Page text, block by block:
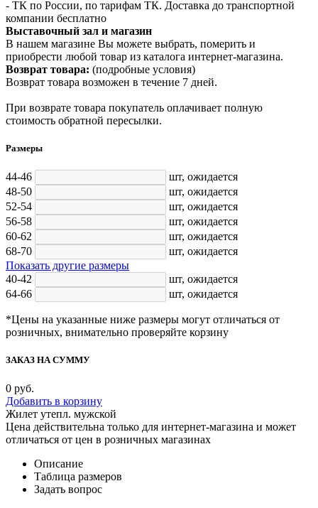
- ТК по России, по тарифам ТК. Доставка до транспортной
компании бесплатно
Выставочный зал и магазин
В нашем магазине Вы можете выбрать, померить и
приобрести любой товар из каталога интернет-магазина.
Возврат товара: (подробные условия)
Возврат товара возможен в течение 7 дней.
При возврате товара покупатель оплачивает полную
стоимость обратной пересылки.
Размеры
44-46 шт, ожидается
48-50
шт, ожидается
52-54
шт, ожидается
56-58
шт, ожидается
60-62
шт, ожидается
68-70
шт, ожидается
Показать другие размеры
40-42
шт, ожидается
64-66
шт, ожидается
*Цены на указанные ниже размеры могут отличаться от
розничных, внимательно проверяйте корзину
ЗАКАЗ НА СУММУ
0 руб.
Добавить в корзину
Жилет утепл. мужской
Цена действительна только для интернет-магазина и может
отличаться от цен в розничных магазинах
Описание
Таблица размеров
Задать вопрос